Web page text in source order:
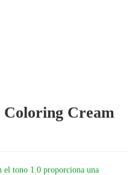
Cream
el tono 1.0 proporciona una